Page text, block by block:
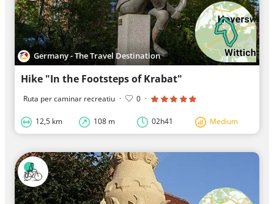
Germany - The Travel Destination
Hike "In the Footsteps of Krabat"
Ruta per caminar recreatiu · 0 ·
12,5 km 108 m 02h41 Medium